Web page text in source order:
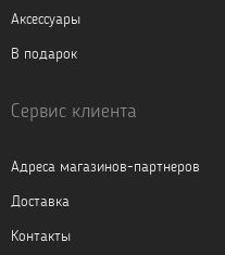
Аксессуары
В подарок
Сервис клиента
Адреса магазинов-партнеров
Доставка
Контакты